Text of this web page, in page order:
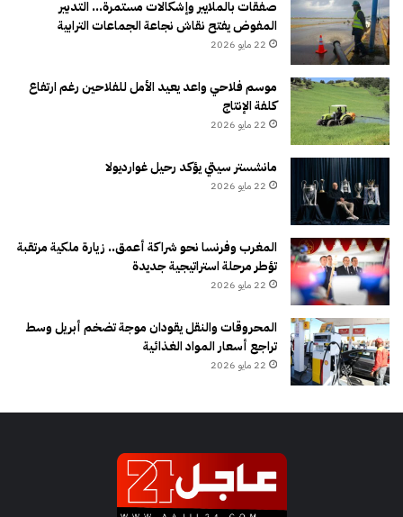
صفقات بالملايير وإشكالات مستمرة… التدبير
المفوض يفتح نقاش نجاعة الجماعات الترابية
22 مايو 2026
موسم فلاحي واعد يعيد الأمل للفلاحين رغم ارتفاع
كلفة الإنتاج
22 مايو 2026
مانشستر سيتي يؤكد رحيل غوارديولا
22 مايو 2026
المغرب وفرنسا نحو شراكة أعمق.. زيارة ملكية مرتقبة
تؤطر مرحلة استراتيجية جديدة
22 مايو 2026
المحروقات والنقل يقودان موجة تضخم أبريل وسط
تراجع أسعار المواد الغذائية
22 مايو 2026